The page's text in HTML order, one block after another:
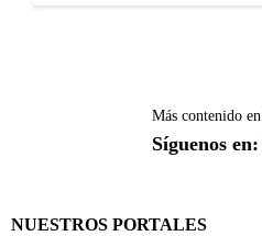
Más contenido en
Síguenos en:
NUESTROS PORTALES